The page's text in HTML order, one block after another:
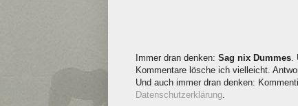
Immer dran denken: Sag nix Dummes
Kommentare lösche ich vielleicht.
Und auch immer dran denken:
Datenschutzerklärung